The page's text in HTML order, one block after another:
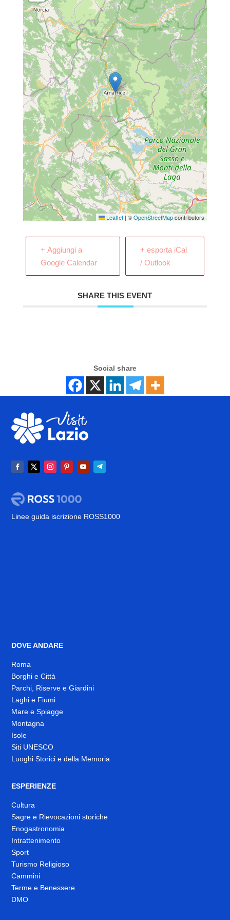
Leaflet | ©OpenStreetMapcontributors
+ Aggiungi a
Google Calendar
+ esporta iCal
/ Outlook
SHARE THIS EVENT
Social share
Linee guida iscrizione ROSS1000
DOVE ANDARE
Roma
Borghi e Città
Parchi, Riserve e Giardini
Laghi e Fiumi
Mare e Spiagge
Montagna
Isole
Siti UNESCO
Luoghi Storici e della Memoria
ESPERIENZE
Cultura
Sagre e Rievocazioni storiche
Enogastronomia
Intrattenimento
Sport
Turismo Religioso
Cammini
Terme e Benessere
DMO